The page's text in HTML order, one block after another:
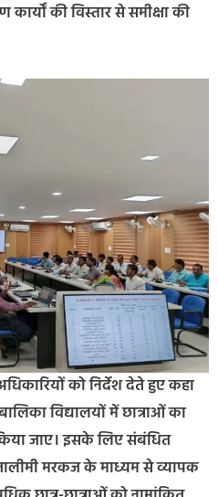
की विस्तार से समीक्षा की
को निर्देश देते हुए कहा
विद्यालयों में छात्राओं का
जाए। इसके लिए संबंधित
मरकज के माध्यम से व्यापक